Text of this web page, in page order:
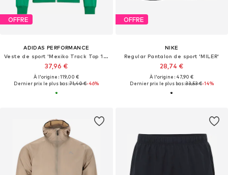
OFFRE
ADIDAS PERFORMANCE
Veste de sport 'Mexiko Track Top 1986'
37,96 €
À l'origine : 119,00 €
Dernier prix le plus bas :71,40 €-46%
OFFRE
NIKE
Regular Pantalon de sport 'MILER'
28,74 €
À l'origine : 47,90 €
Dernier prix le plus bas :33,53 €-14%